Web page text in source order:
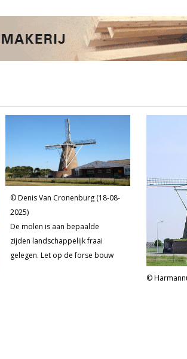
Denis Van Cronenburg (18-08-
2025)
De molen is aan bepaalde
zijden landschappelijk fraai
gelegen. Let op de forse bouw